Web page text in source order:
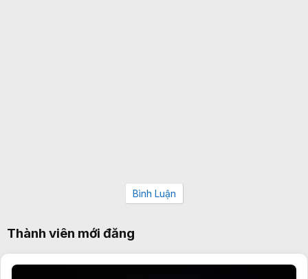
Bình Luận
Thành viên mới đăng